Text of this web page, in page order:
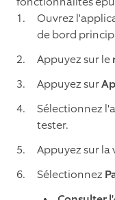
Ouvrez
de bord
Appuyez sur le
Appuyez sur
Sélectionnez
tester.
Appuyez sur
Sélectionnez